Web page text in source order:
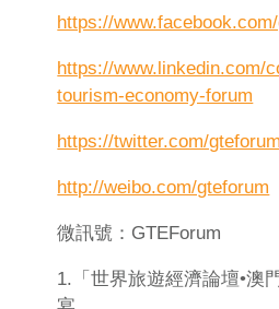
https://
https://www.linkedin.com/
tourism-economy-forum
https://twitter.com/gteforum
http://weibo.com/gteforum
微訊號：GTEForum
1.「世界旅遊經濟論壇•澳